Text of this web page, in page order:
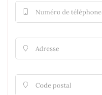
Numéro de téléphone
 Adresse
 Code postal